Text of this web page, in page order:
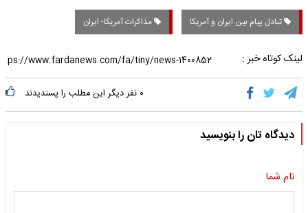
تبادل پیام بین ایران و آمریکا مذاکرات آمریکا- ایران
لینک کوتاه خبر :
۰ نفر دیگر این مطلب را پسندیدند
دیدگاه تان را بنویسید
نام شما